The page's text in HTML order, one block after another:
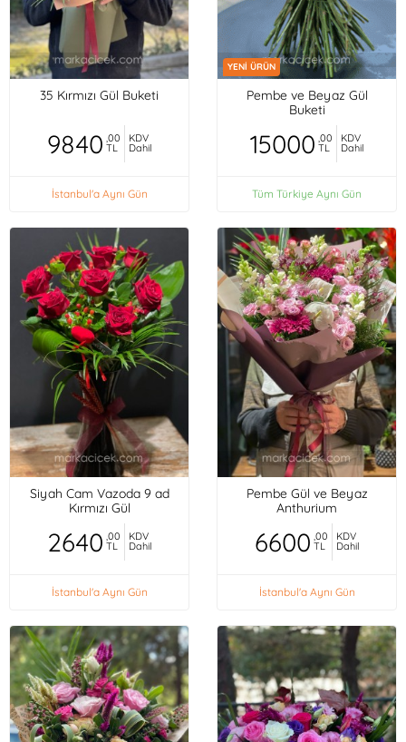
35 Kırmızı Gül Buketi
9840 ,00
TL
KDV
Dahil
İstanbul'a Aynı Gün
YENİ ÜRÜN
Pembe ve Beyaz Gül
Buketi
15000 ,00
TL
KDV
Dahil
Tüm Türkiye Aynı Gün
Siyah Cam Vazoda 9 ad
Kırmızı Gül
2640 ,00
TL
KDV
Dahil
İstanbul'a Aynı Gün
Pembe Gül ve Beyaz
Anthurium
6600 ,00
TL
KDV
Dahil
İstanbul'a Aynı Gün